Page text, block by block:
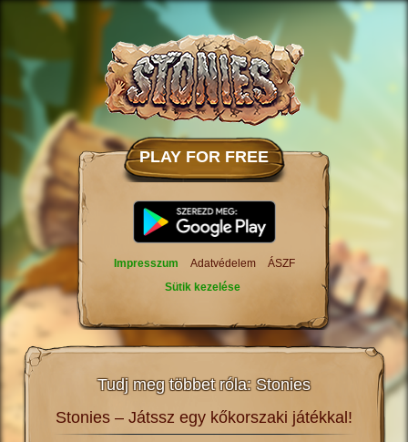
PLAY FOR FREE
Impresszum Adatvédelem
ÁSZF
Sütik kezelése
Tudj meg többet róla: Stonies
a Stonies – Játssz egy kőkorszaki játékkal!